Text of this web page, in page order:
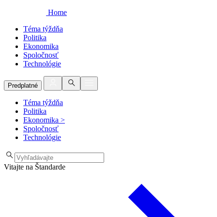
Home
Téma týždňa
Politika
Ekonomika
Spoločnosť
Technológie
Predplatné
Téma týždňa
Politika
Ekonomika >
Spoločnosť
Technológie
Vitajte na Štandarde